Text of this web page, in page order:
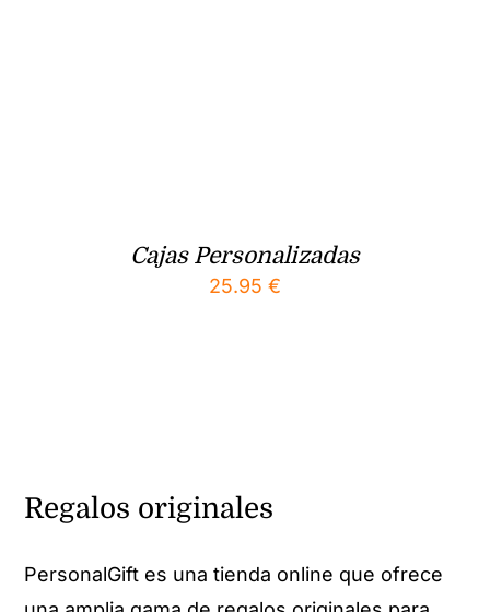
Cajas Personalizadas
25.95 €
Regalos originales
PersonalGift es una tienda online que ofrece